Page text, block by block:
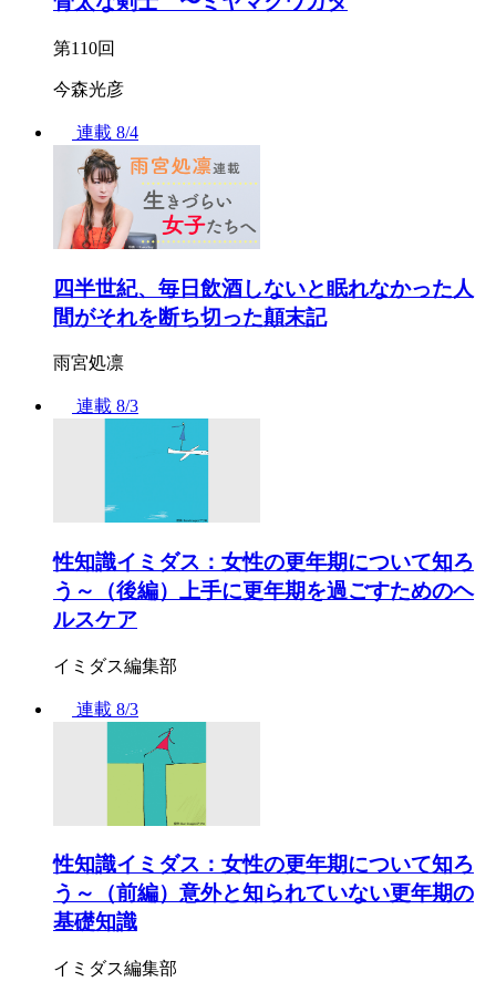
第110回
今森光彦
連載 8/4
四半世紀、毎日飲酒しないと眠れなかった人
間がそれを断ち切った顛末記
雨宮処凛
連載 8/3
性知識イミダス：女性の更年期について知ろ
う～（後編）上手に更年期を過ごすためのヘ
ルスケア
イミダス編集部
連載 8/3
性知識イミダス：女性の更年期について知ろ
う～（前編）意外と知られていない更年期の
基礎知識
イミダス編集部